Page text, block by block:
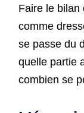
Faire le bilan
comme
se passe du
quelle partie
combien se